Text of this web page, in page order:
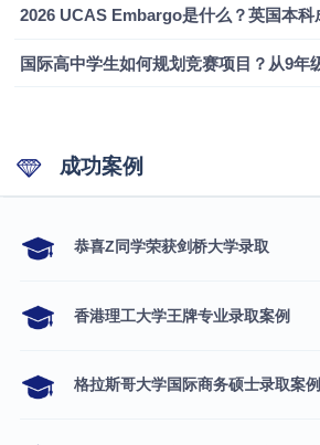
成功案例
​恭喜Z同学荣获剑桥大学录取
香港理工大学王牌专业录取案例
格拉斯哥大学国际商务硕士录取案例